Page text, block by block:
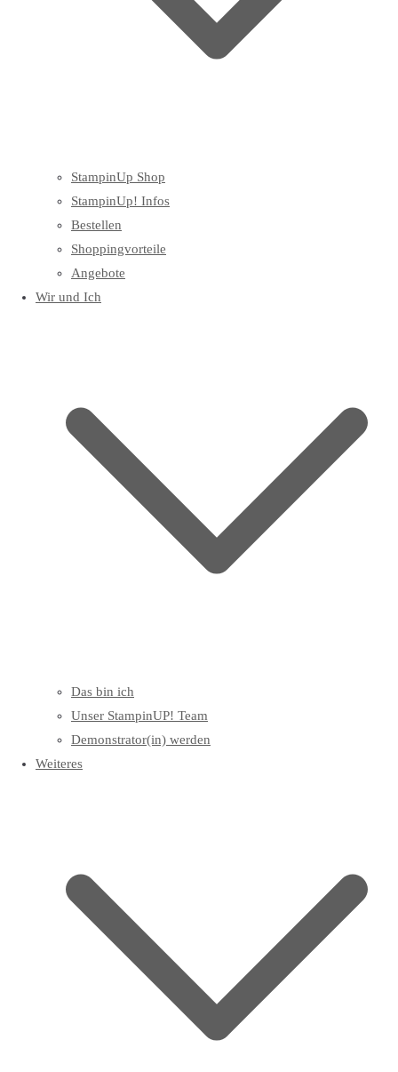
StampinUp Shop
StampinUp! Infos
Bestellen
Shoppingvorteile
Angebote
Wir und Ich
Das bin ich
Unser StampinUP! Team
Demonstrator(in) werden
Weiteres